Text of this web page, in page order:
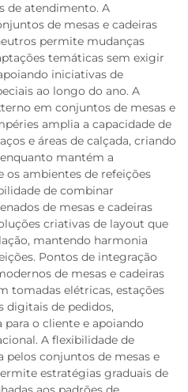
de atendimento. A
de mesas e cadeiras
permite mudanças
temáticas sem exigir
iniciativas de
ao longo do ano. A
em conjuntos de mesas e
amplia a capacidade de
e áreas de calçada, criando
mantém a
os ambientes de refeições
de combinar
de mesas e cadeiras
criativas de layout que
mantendo harmonia
Pontos de integração
de mesas e cadeiras
tomadas elétricas, estações
digitais de pedidos,
o cliente e apoiando
A flexibilidade de
conjuntos de mesas e
estratégias graduais de